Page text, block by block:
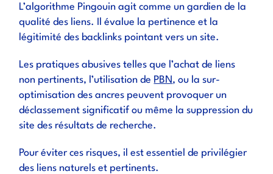
L’algorithme Pingouin agit comme un gardien de la
qualité des liens. Il évalue la pertinence et la
légitimité des backlinks pointant vers un site.
Les pratiques abusives telles que l’achat de liens
non pertinents, l’utilisation de PBN, ou la sur-
optimisation des ancres peuvent provoquer un
déclassement significatif ou même la suppression du
site des résultats de recherche.
Pour éviter ces risques, il est essentiel de privilégier
des liens naturels et pertinents.